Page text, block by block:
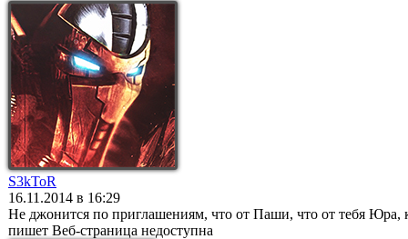
S3kToR
16.11.2014 в 16:29
Не джонится по приглашениям, что от Паши, что от тебя Юра,
пишет Веб-страница недоступна